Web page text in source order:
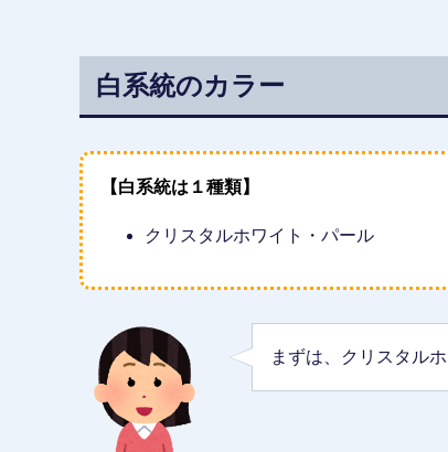
白系統のカラー
【白系統は１種類】
クリスタルホワイト・パール
まずは、クリスタル